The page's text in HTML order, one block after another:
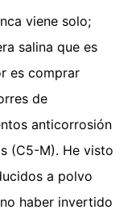
viene solo;
salina que es
es comprar
de
anticorrosión
(C5-M). He visto
a polvo
haber invertido